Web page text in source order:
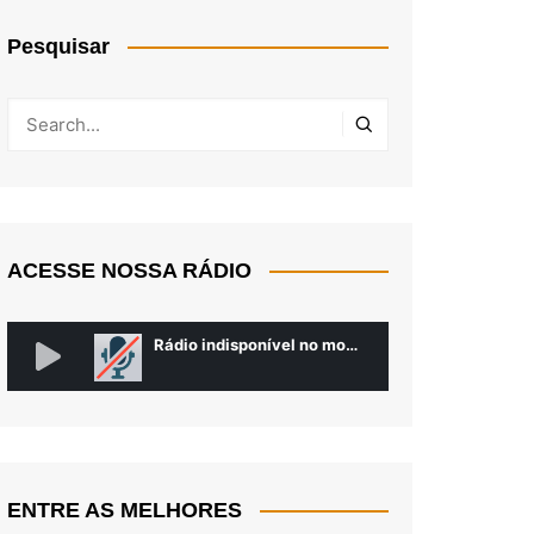
Pesquisar
ACESSE NOSSA RÁDIO
ENTRE AS MELHORES